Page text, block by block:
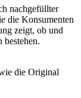
nachgefüllter
die Konsumenten
zeigt, ob und
bestehen.
die Original